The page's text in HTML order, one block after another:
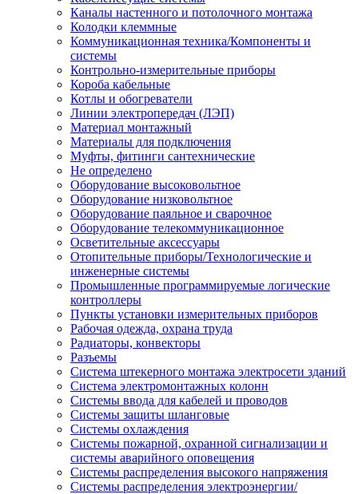
Каналы настенного и потолочного монтажа
Колодки клеммные
Коммуникационная техника/Компоненты и
системы
Контрольно-измерительные приборы
Короба кабельные
Котлы и обогреватели
Линии электропередач (ЛЭП)
Материал монтажный
Материалы для подключения
Муфты, фитинги сантехнические
Не определено
Оборудование высоковольтное
Оборудование низковольтное
Оборудование паяльное и сварочное
Оборудование телекоммуникационное
Осветительные аксессуары
Отопительные приборы/Технологические и
инженерные системы
Промышленные программируемые логические
контроллеры
Пункты установки измерительных приборов
Рабочая одежда, охрана труда
Радиаторы, конвекторы
Разъемы
Система штекерного монтажа электросети зданий
Система электромонтажных колонн
Системы ввода для кабелей и проводов
Системы защиты шланговые
Системы охлаждения
Системы пожарной, охранной сигнализации и
системы аварийного оповещения
Системы распределения высокого напряжения
Системы распределения электроэнергии/